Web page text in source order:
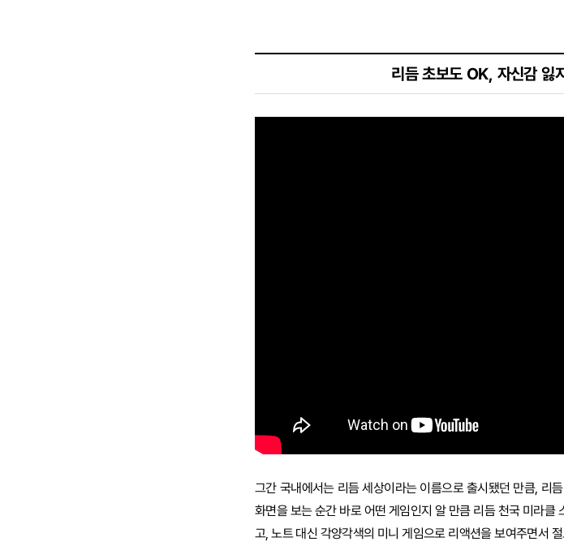
리듬 초보도 OK, 자신감 잃
그간 국내에서는 리듬 세상이라는 이름으로 출시됐던 만큼, 리
화면을 보는 순간 바로 어떤 게임인지 알 만큼 리듬 천국 미라
고, 노트 대신 각양각색의 미니 게임으로 리액션을 보여주면서